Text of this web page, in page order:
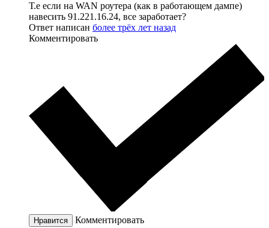
Т.е если на WAN роутера (как в работающем дампе)
навесить 91.221.16.24, все заработает?
Ответ написан более трёх лет назад
Комментировать
Нравится Комментировать